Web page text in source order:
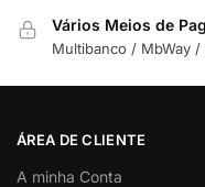
Vários Meios de
Multibanco / MbWay
ÁREA DE CLIENTE
A minha Conta